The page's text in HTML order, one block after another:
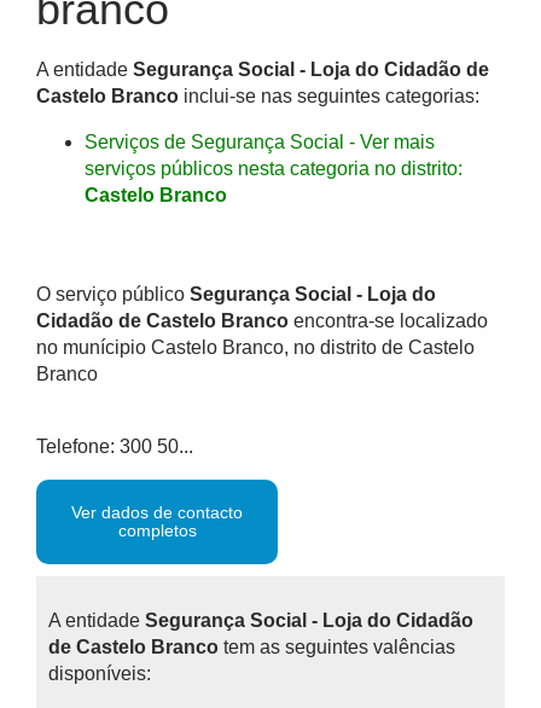
A entidade Segurança Social - Loja do Cidadão de
Castelo Branco inclui-se nas seguintes categorias:
Serviços de Segurança Social - Ver mais
serviços públicos nesta categoria no distrito:
Castelo Branco
O serviço público Segurança Social - Loja do
Cidadão de Castelo Branco encontra-se localizado
no munícipio Castelo Branco, no distrito de Castelo
Branco
Telefone: 300 50...
Ver dados de contacto
completos
A entidade Segurança Social - Loja do Cidadão
de Castelo Branco tem as seguintes valências
disponíveis: